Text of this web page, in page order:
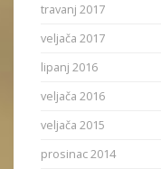
travanj 2017
veljača 2017
lipanj 2016
veljača 2016
veljača 2015
prosinac 2014